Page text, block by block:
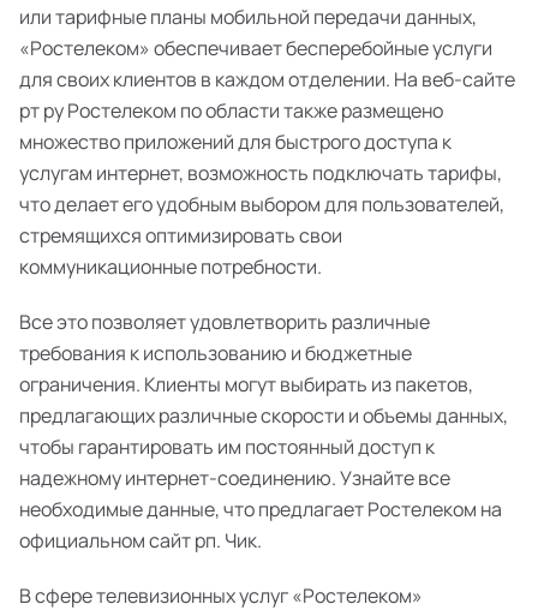
или тарифные планы мобильной передачи данных,
«Ростелеком» обеспечивает бесперебойные услуги
для своих клиентов в каждом отделении. На веб-сайте
рт ру Ростелеком по области также размещено
множество приложений для быстрого доступа к
услугам интернет, возможность подключать тарифы,
что делает его удобным выбором для пользователей,
стремящихся оптимизировать свои
коммуникационные потребности.
Все это позволяет удовлетворить различные
требования к использованию и бюджетные
ограничения. Клиенты могут выбирать из пакетов,
предлагающих различные скорости и объемы данных,
чтобы гарантировать им постоянный доступ к
надежному интернет-соединению. Узнайте все
необходимые данные, что предлагает Ростелеком на
официальном сайт рп. Чик.
В сфере телевизионных услуг «Ростелеком»